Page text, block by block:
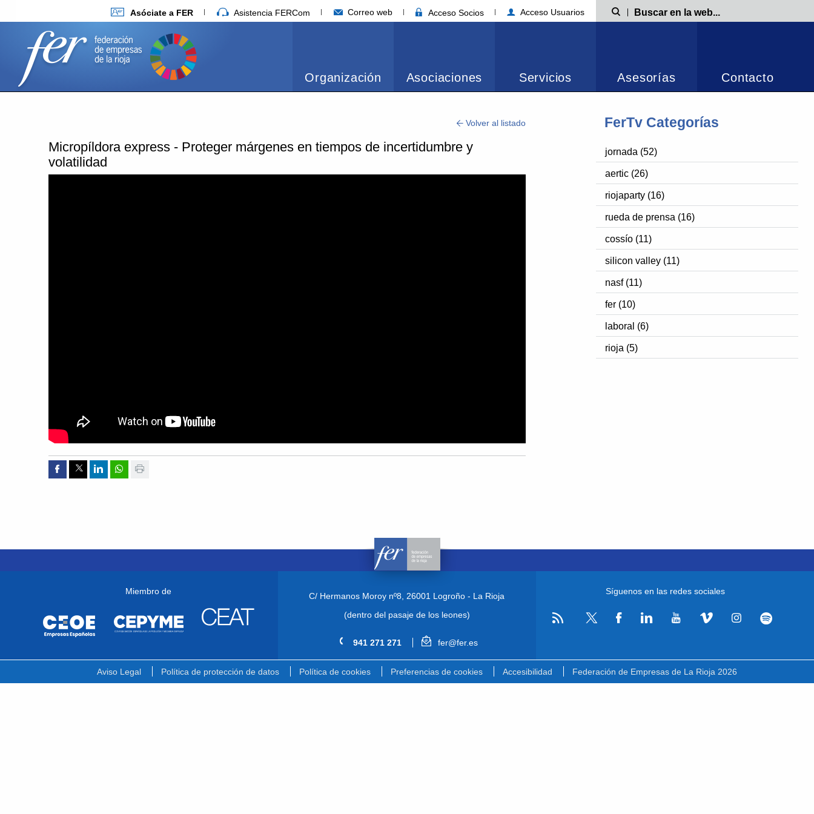
Asóciate a FER Asistencia FERCom Correo web Acceso Socios Acceso Usuarios Búsqueda
Organización Asociaciones Servicios Asesorías Contacto
FerTv Categorías
jornada (52)
aertic (26)
riojaparty (16)
rueda de prensa (16)
cossío (11)
silicon valley (11)
nasf (11)
fer (10)
laboral (6)
rioja (5)
Volver al listado
Micropíldora express - Proteger márgenes en tiempos de incertidumbre y
volatilidad
Compartir por Facebook
Compartir por Twitter
Compartir por Linkedin
Compartir por whatsapp
Miembro de C/ Hermanos Moroy nº8, 26001 Logroño - La Rioja
(dentro del pasaje de los leones)
941 271 271 fer@fer.es
Síguenos en las redes sociales
Aviso Legal Política de protección de datos Política de cookies Preferencias de cookies Accesibilidad Federación de Empresas de La Rioja 2026